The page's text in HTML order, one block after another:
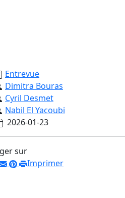
Entrevue
Dimitra Bouras
Cyril Desmet
Nabil El Yacoubi
2026-01-23
sur
Imprimer